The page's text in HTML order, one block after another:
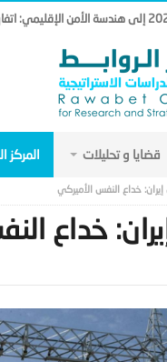
قضايا و تحليلات المركز
خداع النفس الأميركي
خداع